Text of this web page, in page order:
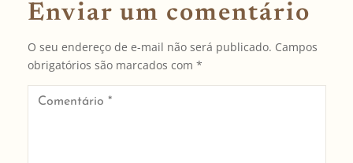
Enviar um comentário
O seu endereço de e-mail não será publicado. Campos
obrigatórios são marcados com *